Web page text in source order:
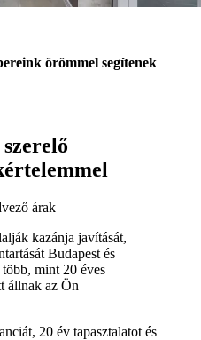
örömmel segítenek
árak
kazánja javítását,
Budapest és
mint 20 éves
állnak az Ön
20 év tapasztalatot és